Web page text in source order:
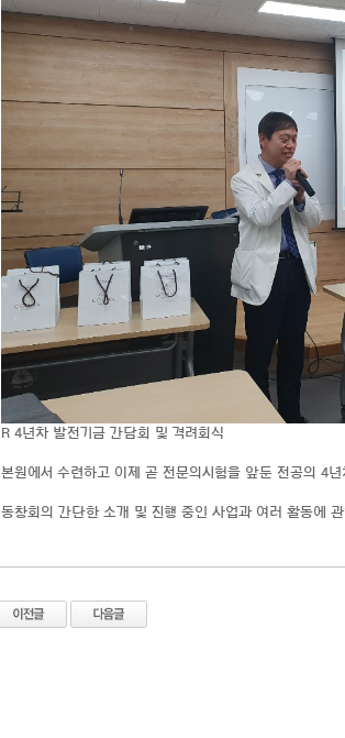
R 4년차 발전기금 간담회 및 격려회식
본원에서 수련하고 이제 곧 전문의시험을 앞둔 전공의 4
동창회의 간단한 소개 및 진행 중인 사업과 여러 활동에